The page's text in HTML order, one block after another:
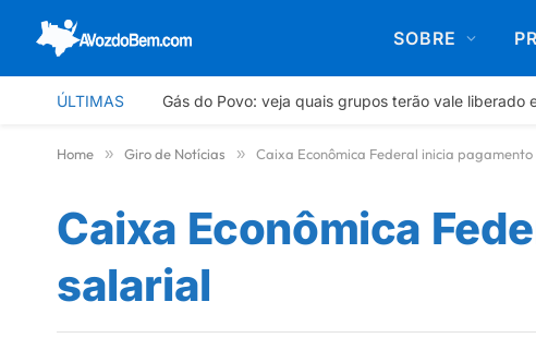
SOBRE
ÚLTIMAS Gás do Povo: veja quais grupos terão vale liberado
Home » Giro de Notícias » Caixa Econômica Federal inicia
Caixa Econômica
salarial